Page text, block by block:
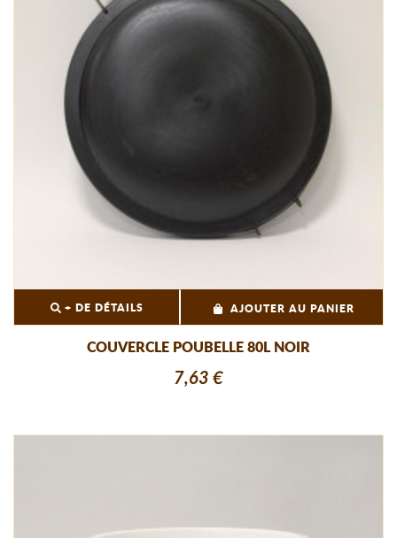
+ DE DÉTAILS AJOUTER AU PANIER
COUVERCLE POUBELLE 80L NOIR
7,63 €